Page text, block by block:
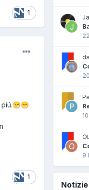
1
😁😁
1
9
Notizie